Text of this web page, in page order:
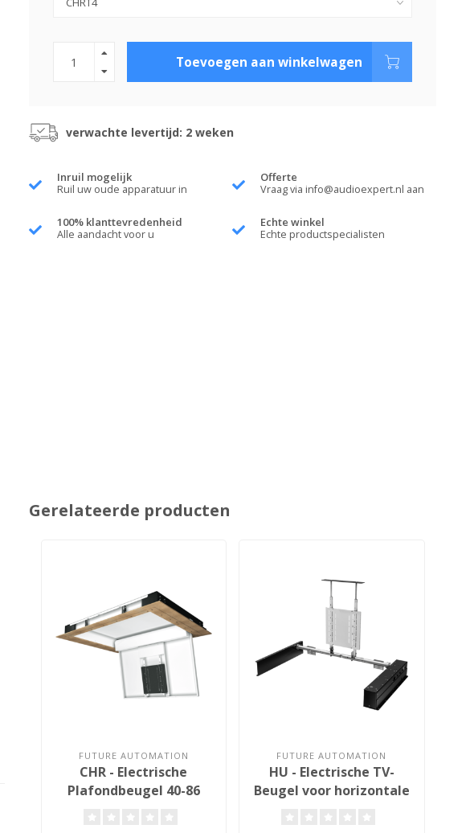
Toevoegen aan winkelwagen
verwachte levertijd: 2 weken
Inruil mogelijk
Ruil uw oude apparatuur in
Offerte
Vraag via info@audioexpert.nl aan
100% klanttevredenheid
Alle aandacht voor u
Echte winkel
Echte productspecialisten
Gerelateerde producten
FUTURE AUTOMATION
CHR - Electrische
Plafondbeugel 40-86
FUTURE AUTOMATION
HU - Electrische TV-
Beugel voor horizontale